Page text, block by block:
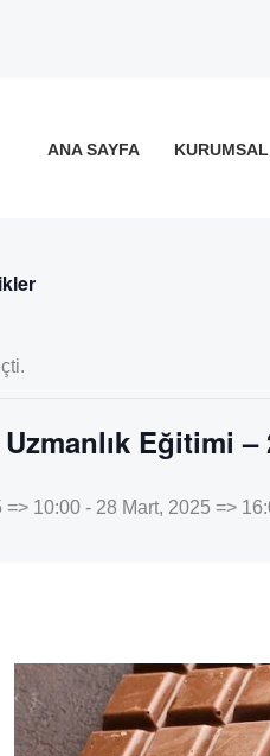
ANA SAYFA KURUMSAL
Eğitimi –
=> 10:00 - 28 Mart, 2025 =>